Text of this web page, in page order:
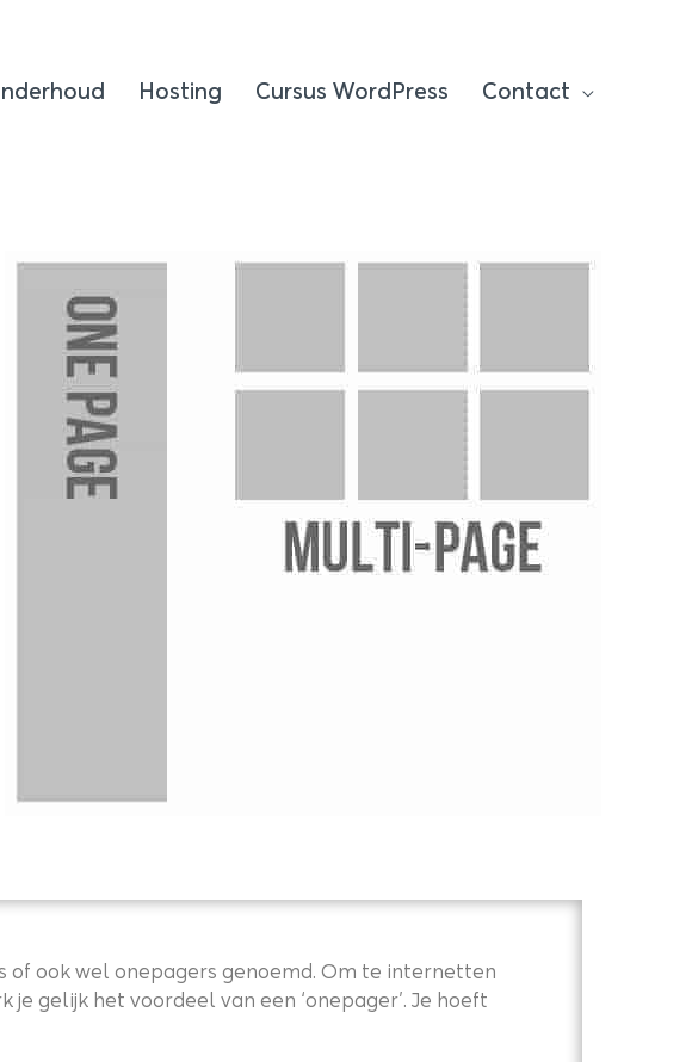
Hosting Cursus WordPress Contact
of ook wel onepagers genoemd. Om te internetten
gelijk het voordeel van een ‘onepager’. Je hoeft